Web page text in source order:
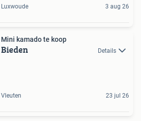
Luxwoude 3 aug 26
Mini kamado te koop
Bieden Details
Vleuten 23 jul 26